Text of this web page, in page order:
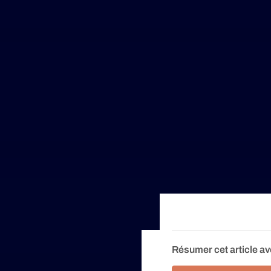
Résumer cet article